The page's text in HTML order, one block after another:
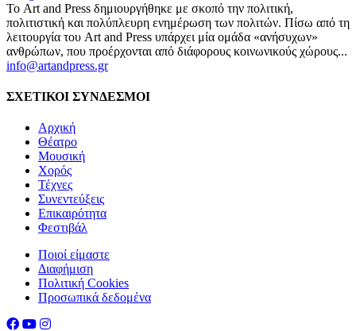
Το Art and Press δημιουργήθηκε με σκοπό την πολιτική,
πολιτιστική και πολύπλευρη ενημέρωση των πολιτών. Πίσω από τη
λειτουργία του Art and Press υπάρχει μία ομάδα «ανήσυχων»
ανθρώπων, που προέρχονται από διάφορους κοινωνικούς χώρους...
info@artandpress.gr
ΣΧΕΤΙΚΟΙ ΣΥΝΔΕΣΜΟΙ
Αρχική
Θέατρο
Μουσική
Χορός
Τέχνες
Συνεντεύξεις
Επικαιρότητα
Φεστιβάλ
Ποιοί είμαστε
Διαφήμιση
Πολιτική Cookies
Προσωπικά δεδομένα